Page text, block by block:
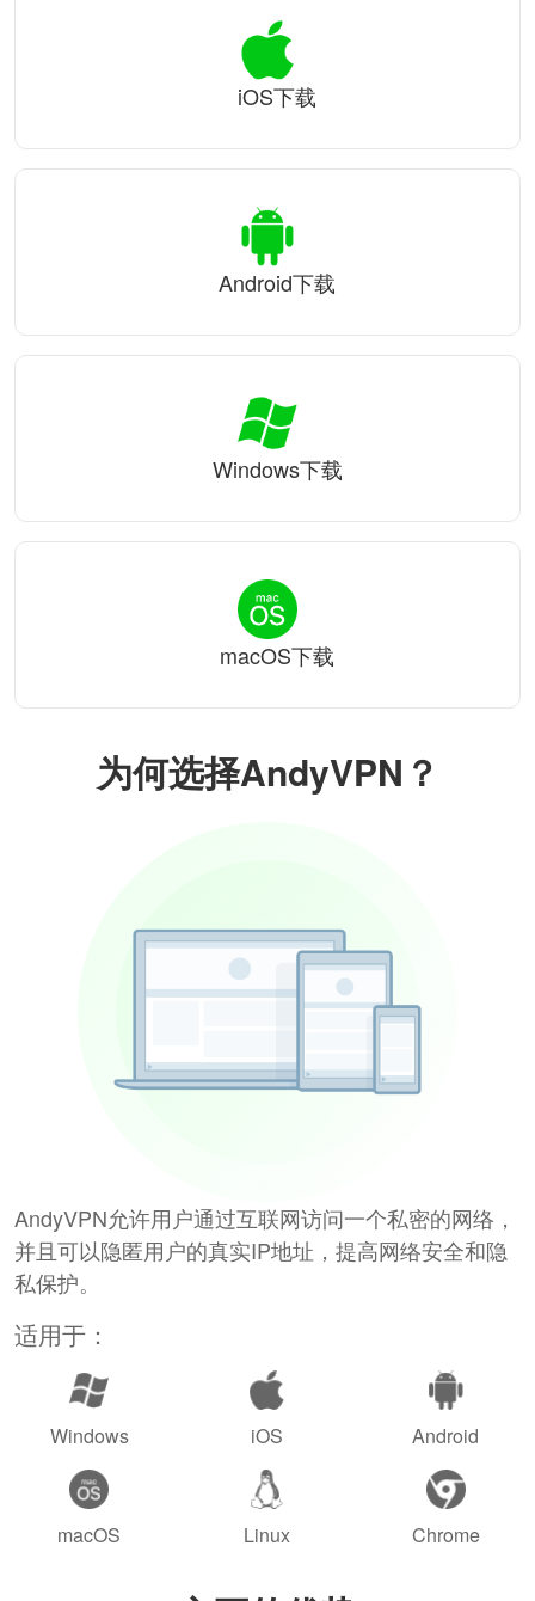
为何选择AndyVPN？
AndyVPN允许用户通过互联网访问一个私密的网络，
并且可以隐匿用户的真实IP地址，提高网络安全和隐
私保护。
适用于：
Windows iOS Android
macOS Linux Chrome
iOS下载
Android下载
Windows下载
macOS下载